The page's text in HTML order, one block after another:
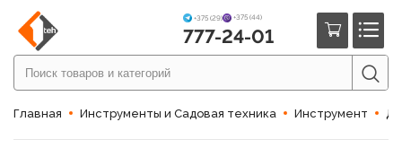
+375 (29) +375 (44)
777-24-01
Главная Инструменты и Садовая техника Инструмент